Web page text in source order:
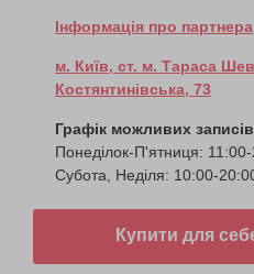
Інформація про партнера
м. Київ, ст. м. Тараса
Костянтинівська, 73
Графік можливих
Понеділок-П'ятниця:
Субота, Неділя: 10:00-
Купити для